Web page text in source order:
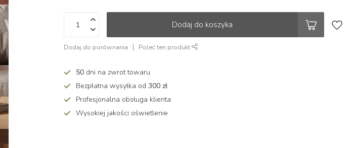
Dodaj do koszyka
Dodaj do porównania Poleć ten produkt
50 dni na zwrot towaru
Bezpłatna wysyłka od300 zł
Profesjonalna obsługa klienta
Wysokiej jakości oświetlenie